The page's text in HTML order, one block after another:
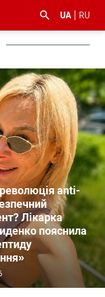
UA RU
anti-
Лікарка
пояснила
#коронавірус